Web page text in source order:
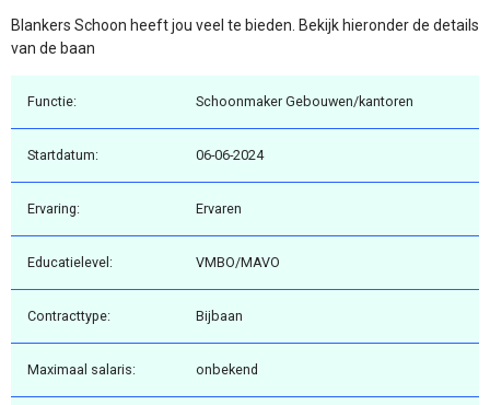
Blankers Schoon heeft jou veel te bieden. Bekijk hieronder de details
van de baan
Functie: Schoonmaker Gebouwen/kantoren
Startdatum: 06-06-2024
Ervaring: Ervaren
Educatielevel: VMBO/MAVO
Contracttype: Bijbaan
Maximaal salaris: onbekend